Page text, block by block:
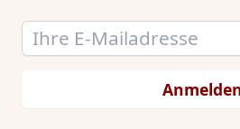
Email address